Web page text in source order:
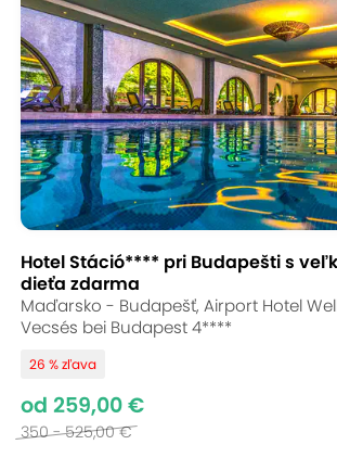
Hotel Stáció**** pri Budapešti s
dieťa zdarma
Maďarsko - Budapešť, Airport Hotel
Vecsés bei Budapest 4****
26 % zľava
od 259,00 €
350 - 525,00 €